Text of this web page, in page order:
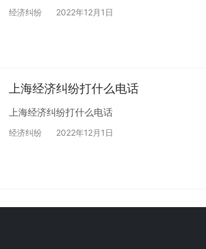
经济纠纷 2022年12月1日
上海经济纠纷打什么电话
上海经济纠纷打什么电话
经济纠纷 2022年12月1日